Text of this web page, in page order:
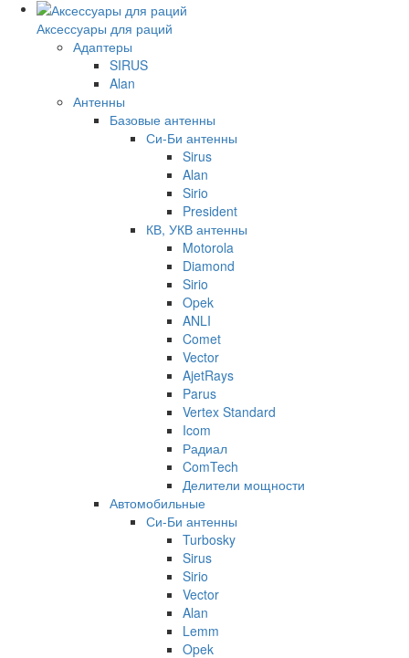
Аксессуары для раций
Адаптеры
SIRUS
Alan
Антенны
Базовые антенны
Си-Би антенны
Sirus
Alan
Sirio
President
КВ, УКВ антенны
Motorola
Diamond
Sirio
Opek
ANLI
Comet
Vector
AjetRays
Parus
Vertex Standard
Icom
Радиал
ComTech
Делители мощности
Автомобильные
Си-Би антенны
Turbosky
Sirus
Sirio
Vector
Alan
Lemm
Opek